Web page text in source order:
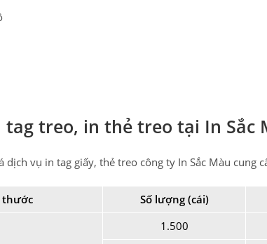
tag treo, in thẻ treo tại In Sắc
dịch vụ in tag giấy, thẻ treo công ty In Sắc Màu cung
thước Số lượng (cái)
1.500